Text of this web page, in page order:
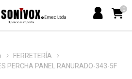
0
FERRETERÍA
PERCHA PANEL RANURADO-343-5F